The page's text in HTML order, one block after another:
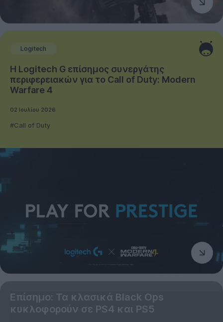
Logitech
Η Logitech G επίσημος συνεργάτης
περιφερειακών για το Call of Duty: Modern
Warfare 4
02 Ιουλίου 2026
#Call of Duty
Επίσημο: Τα κλασικά Black Ops
κυκλοφορούν σε PS4 και PS5